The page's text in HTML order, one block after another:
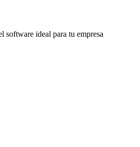
software ideal para tu empresa